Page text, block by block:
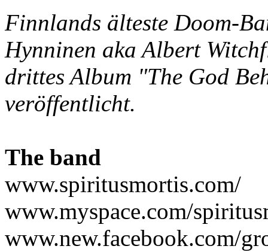
Finnlands älteste Doom-
Hynninen aka Albert
drittes Album "The God
veröffentlicht.
The band
www.spiritusmortis.com/
www.myspace.com/
www.new.facebook.com/